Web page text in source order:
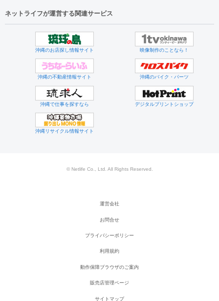
ネットライフが運営する関連サービス
沖縄のお店探し情報サイト 映像制作のことなら！
沖縄の不動産情報サイト 沖縄のバイク・パーツ
沖縄で仕事を探すなら デジタルプリントショップ
沖縄リサイクル情報サイト
© Netlife Co., Ltd. All Rights Reserved.
運営会社
お問合せ
プライバシーポリシー
利用規約
動作保障ブラウザのご案内
販売店管理ページ
サイトマップ